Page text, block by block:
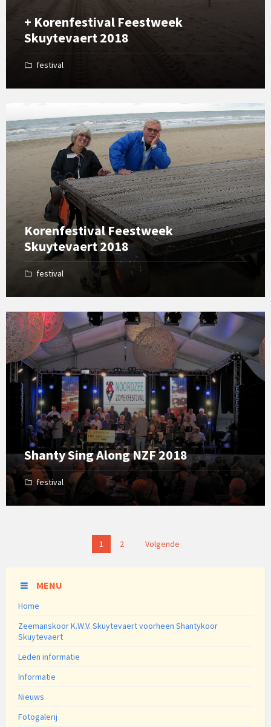
+ Korenfestival Feestweek
Skuytevaert 2018
festival
Korenfestival Feestweek
Skuytevaert 2018
festival
Gallery
Shanty Sing Along NZF 2018
festival
Open
Gallery
1 2 Volgende
MENU
Home
Zeemanskoor K.W.V. Skuytevaert voorheen Shantykoor
Skuytevaert
Leden informatie
Informatie
Nieuws
Fotogalerij